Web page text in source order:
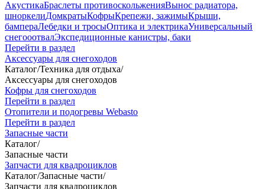
АкустикаБраслеты противоскольженияВынос радиатора,
шноркелиДомкратыКофрыКрепежи, зажимыКрыши,
бампераЛебедки и тросыОптика и электрикаУниверсальный
снегооотвалЭкспедиционные канистры, баки
Перейти в раздел
Аксессуары для снегоходов
Каталог/Техника для отдыха/
Аксессуары для снегоходов
Кофры для снегоходов
Перейти в раздел
Отопители и подогревы Webasto
Перейти в раздел
Запасные части
Каталог/
Запасные части
Запчасти для квадроциклов
Каталог/Запасные части/
Запчасти для квадроциклов